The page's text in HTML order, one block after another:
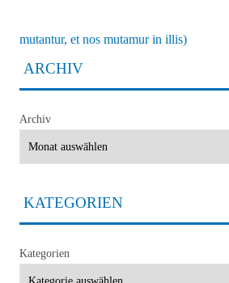
mutantur, et nos mutamur in illis)
ARCHIV
Archiv
KATEGORIEN
Kategorien